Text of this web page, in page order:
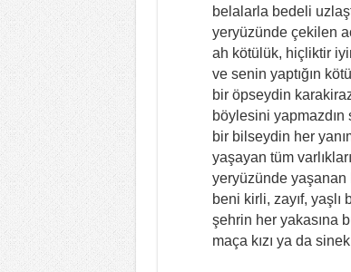
belalarla bedeli
yeryüzünde çekilen
ah kötülük, hiçliktir
ve senin yaptığın
bir öpseydin
böylesini
bir bilseydin her
yaşayan tüm
yeryüzünde yaşanan
beni kirli, zayıf, yaşlı
şehrin her yakasına
maça kızı ya da